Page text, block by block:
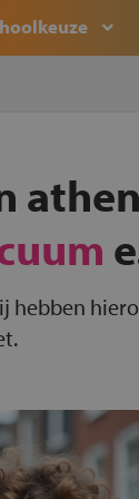
hebben